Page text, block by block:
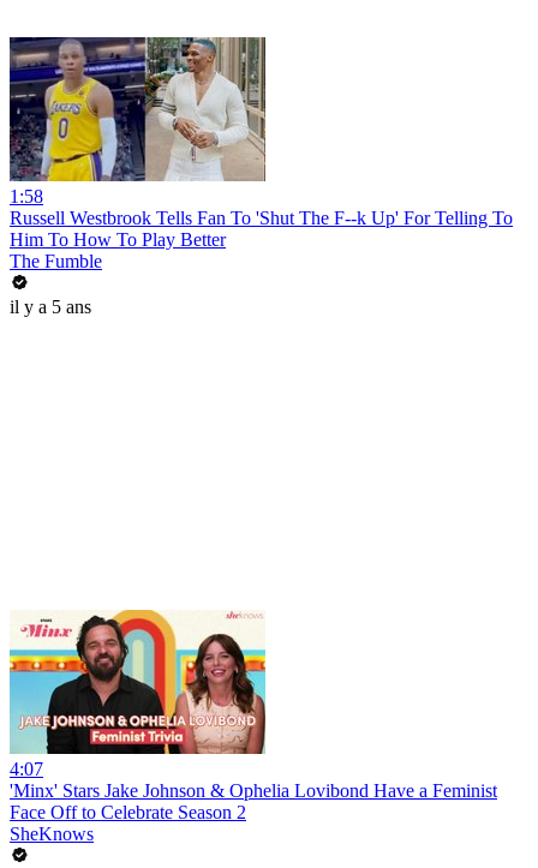
1:58
Russell Westbrook Tells Fan To 'Shut The F--k Up' For Telling To
Him To How To Play Better
The Fumble
il y a 5 ans
4:07
'Minx' Stars Jake Johnson & Ophelia Lovibond Have a Feminist
Face Off to Celebrate Season 2
SheKnows